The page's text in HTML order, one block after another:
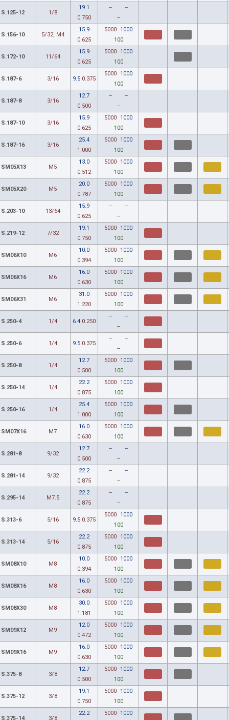
S.125-12 1/8
19.1
0.750
--
--
--
S.156-10 5/32, M4
15.9
0.625
5000
1000
100
S.172-10 11/64
15.9
0.625
5000
1000
100
S.187-6 3/16 9.5 0.375
5000
1000
100
S.187-8 3/16
12.7
0.500
--
--
--
S.187-10 3/16
15.9
0.625
5000
1000
100
S.187-16 3/16
25.4
1.000
5000
1000
100
SM05X13 M5
13.0
0.512
5000
1000
100
SM05X20 M5
20.0
0.787
5000
1000
100
S.203-10 13/64
15.9
0.625
--
--
--
S.219-12 7/32
19.1
0.750
5000
1000
100
SM06X10 M6
10.0
0.394
5000
1000
100
SM06X16 M6
16.0
0.630
5000
1000
100
SM06X31 M6
31.0
1.220
5000
1000
100
S.250-4 1/4 6.4 0.250
--
--
--
S.250-6 1/4 9.5 0.375
--
--
--
S.250-8 1/4
12.7
0.500
5000
1000
100
S.250-14 1/4
22.2
0.875
5000
1000
100
S.250-16 1/4
25.4
1.000
5000
1000
100
SM07X16 M7
16.0
0.630
5000
1000
100
S.281-8 9/32
12.7
0.500
--
--
--
S.281-14 9/32
22.2
0.875
--
--
--
S.295-14 M7.5
22.2
0.875
--
--
--
S.313-6 5/16 9.5 0.375
5000
1000
100
S.313-14 5/16
22.2
0.875
5000
1000
100
SM08X10 M8
10.0
0.394
5000
1000
100
SM08X16 M8
16.0
0.630
5000
1000
100
SM08X30 M8
30.0
1.181
5000
1000
100
SM09X12 M9
12.0
0.472
5000
1000
100
SM09X16 M9
16.0
0.630
5000
1000
100
S.375-8 3/8
12.7
0.500
5000
1000
100
S.375-12 3/8
19.1
0.750
5000
1000
100
S.375-14 3/8
22.2 5000 1000